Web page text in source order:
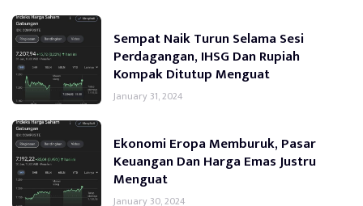
Sempat Naik Turun Selama Sesi
Perdagangan, IHSG Dan Rupiah
Kompak Ditutup Menguat
January 31, 2024
Ekonomi Eropa Memburuk, Pasar
Keuangan Dan Harga Emas Justru
Menguat
January 30, 2024